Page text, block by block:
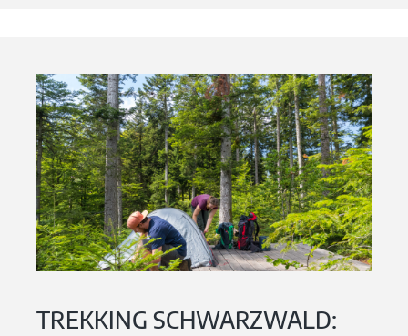
TREKKING SCHWARZWALD: